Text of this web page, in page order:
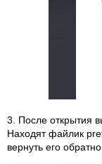
3. После открытия
Находят файлик
вернуть его